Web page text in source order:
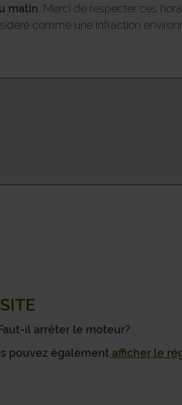
matin. Merci de respecter ces
comme une infraction
il arrêter le moteur?
pouvez également afficher le